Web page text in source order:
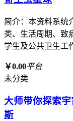
简介：本资料系统
类、生活周期、致
学生及公共卫生工
￥0.00平台
未分类
大师带你探索
斯